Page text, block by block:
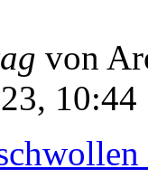
von
10:44